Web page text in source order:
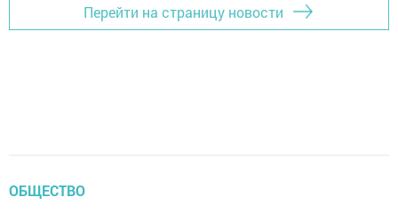
Перейти на страницу новости
ОБЩЕСТВО